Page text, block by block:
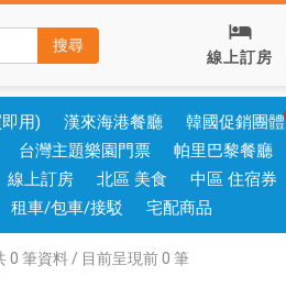
搜尋
線上訂房
用) 漢來海港餐廳 韓國促銷團體
台灣主題樂園門票 帕里巴黎餐廳
線上訂房 北區 美食 中區 住宿券
租車/包車/接駁 宅配商品
0 筆資料 / 目前呈現前0 筆